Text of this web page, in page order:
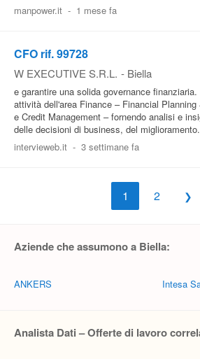
manpower.it - 1 mese fa
CFO rif. 99728
W EXECUTIVE S.R.L. - Biella
e garantire una solida governance
attività dell'area Finance – Financial Planning
e Credit Management – fornendo analisi e
delle decisioni di business, del
intervieweb.it - 3 settimane fa
1 2
Aziende che assumono a Biella:
ANKERS Intesa
Analista Dati – Offerte di lavoro